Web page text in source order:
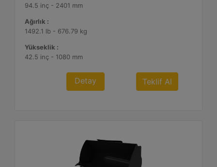
94.5 inç - 2401 mm
Ağırlık :
1492.1 lb - 676.79 kg
Yükseklik :
42.5 inç - 1080 mm
Detay Teklif Al